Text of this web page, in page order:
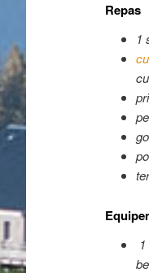
Repas
1